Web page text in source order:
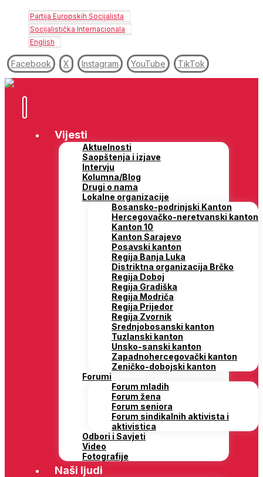
Partija Europskih Socijalista
Socijalistička Internacionala
English
Facebook X Instagram YouTube TikTok
Vijesti
Aktuelnosti
Saopštenja i izjave
Intervju
Kolumna/Blog
Drugi o nama
Lokalne organizacije
Bosansko-podrinjski Kanton
Hercegovačko-neretvanski kanton
Kanton 10
Kanton Sarajevo
Posavski kanton
Regija Banja Luka
Distriktna organizacija Brčko
Regija Doboj
Regija Gradiška
Regija Modriča
Regija Prijedor
Regija Zvornik
Srednjobosanski kanton
Tuzlanski kanton
Unsko-sanski kanton
Zapadnohercegovački kanton
Zeničko-dobojski kanton
Forumi
Forum mladih
Forum žena
Forum seniora
Forum sindikalnih aktivista i
aktivistica
Odbori i Savjeti
Video
Fotografije
Naši ljudi